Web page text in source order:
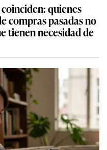
quienes
compras pasadas no
tienen necesidad de